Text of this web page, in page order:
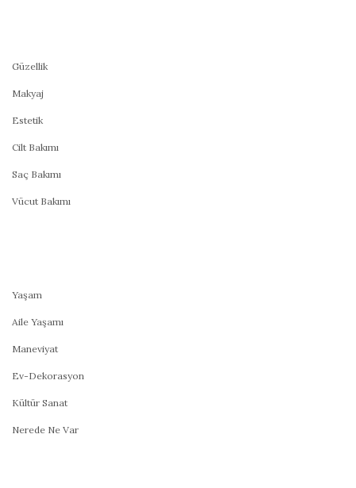
Güzellik
Makyaj
Estetik
Cilt Bakımı
Saç Bakımı
Vücut Bakımı
Yaşam
Aile Yaşamı
Maneviyat
Ev-Dekorasyon
Kültür Sanat
Nerede Ne Var